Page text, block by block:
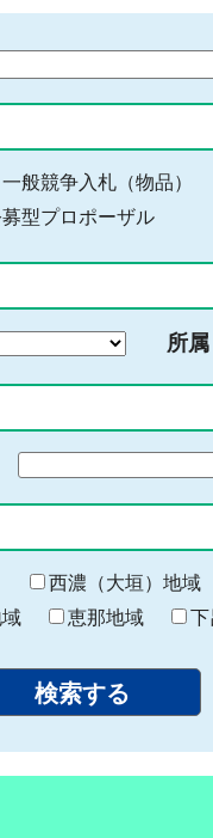
一般競争入札（物品）
型プロポーザル
所属
終
わ
り
西濃（大垣）地域
恵那地域 下